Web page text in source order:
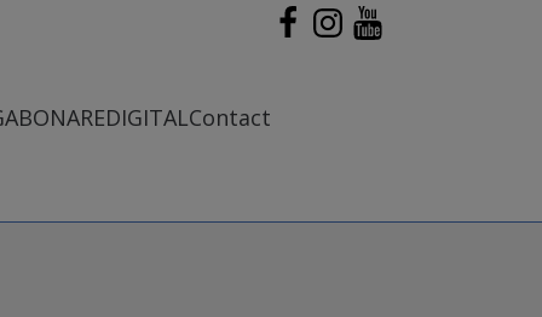
ABONAREDIGITALContact